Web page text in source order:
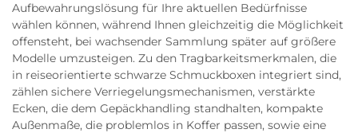
Aufbewahrungslösung für Ihre aktuellen Bedürfnisse
wählen können, während Ihnen gleichzeitig die Möglichkeit
offensteht, bei wachsender Sammlung später auf größere
Modelle umzusteigen. Zu den Tragbarkeitsmerkmalen, die
in reiseorientierte schwarze Schmuckboxen integriert sind,
zählen sichere Verriegelungsmechanismen, verstärkte
Ecken, die dem Gepäckhandling standhalten, kompakte
Außenmaße, die problemlos in Koffer passen, sowie eine